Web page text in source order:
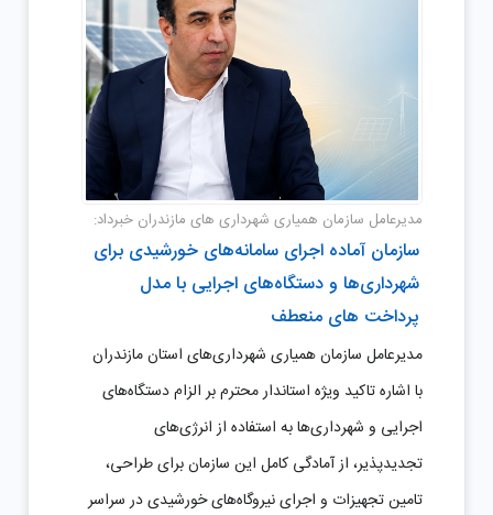
مدیرعامل سازمان همیاری شهرداری های مازندران خبرداد:
سازمان آماده اجرای سامانه‌های خورشیدی برای
شهرداری‌ها و دستگاه‌های اجرایی با مدل
پرداخت های منعطف
مدیرعامل سازمان همیاری شهرداری‌های استان مازندران
با اشاره تاکید ویژه استاندار محترم بر الزام دستگاه‌های
اجرایی و شهرداری‌ها به استفاده از انرژی‌های
تجدیدپذیر، از آمادگی کامل این سازمان برای طراحی،
تامین تجهیزات و اجرای نیروگاه‌های خورشیدی در سراسر